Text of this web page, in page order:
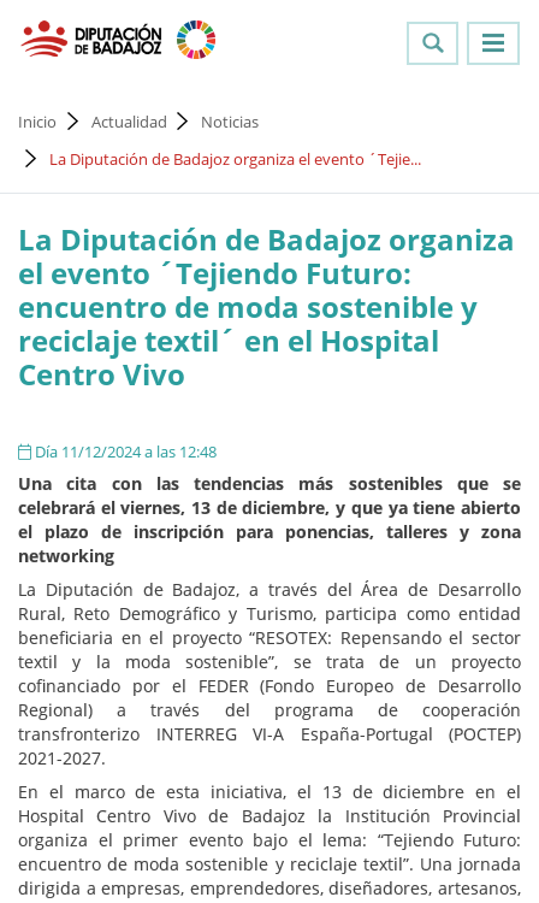
Inicio Actualidad
Noticias
La Diputación de Badajoz organiza el evento ´Tejie...
La Diputación de Badajoz organiza
el evento ´Tejiendo Futuro:
encuentro de moda sostenible y
reciclaje textil´ en el Hospital
Centro Vivo
Día 11/12/2024 a las 12:48
Una cita con las tendencias más sostenibles que se
celebrará el viernes, 13 de diciembre, y que ya tiene abierto
el plazo de inscripción para ponencias, talleres y zona
networking
La Diputación de Badajoz, a través del Área de Desarrollo
Rural, Reto Demográfico y Turismo, participa como entidad
beneficiaria en el proyecto “RESOTEX: Repensando el sector
textil y la moda sostenible”, se trata de un proyecto
cofinanciado por el FEDER (Fondo Europeo de Desarrollo
Regional) a través del programa de cooperación
transfronterizo INTERREG VI-A España-Portugal (POCTEP)
2021-2027.
En el marco de esta iniciativa, el 13 de diciembre en el
Hospital Centro Vivo de Badajoz la Institución Provincial
organiza el primer evento bajo el lema: “Tejiendo Futuro:
encuentro de moda sostenible y reciclaje textil”. Una jornada
dirigida a empresas, emprendedores, diseñadores, artesanos,